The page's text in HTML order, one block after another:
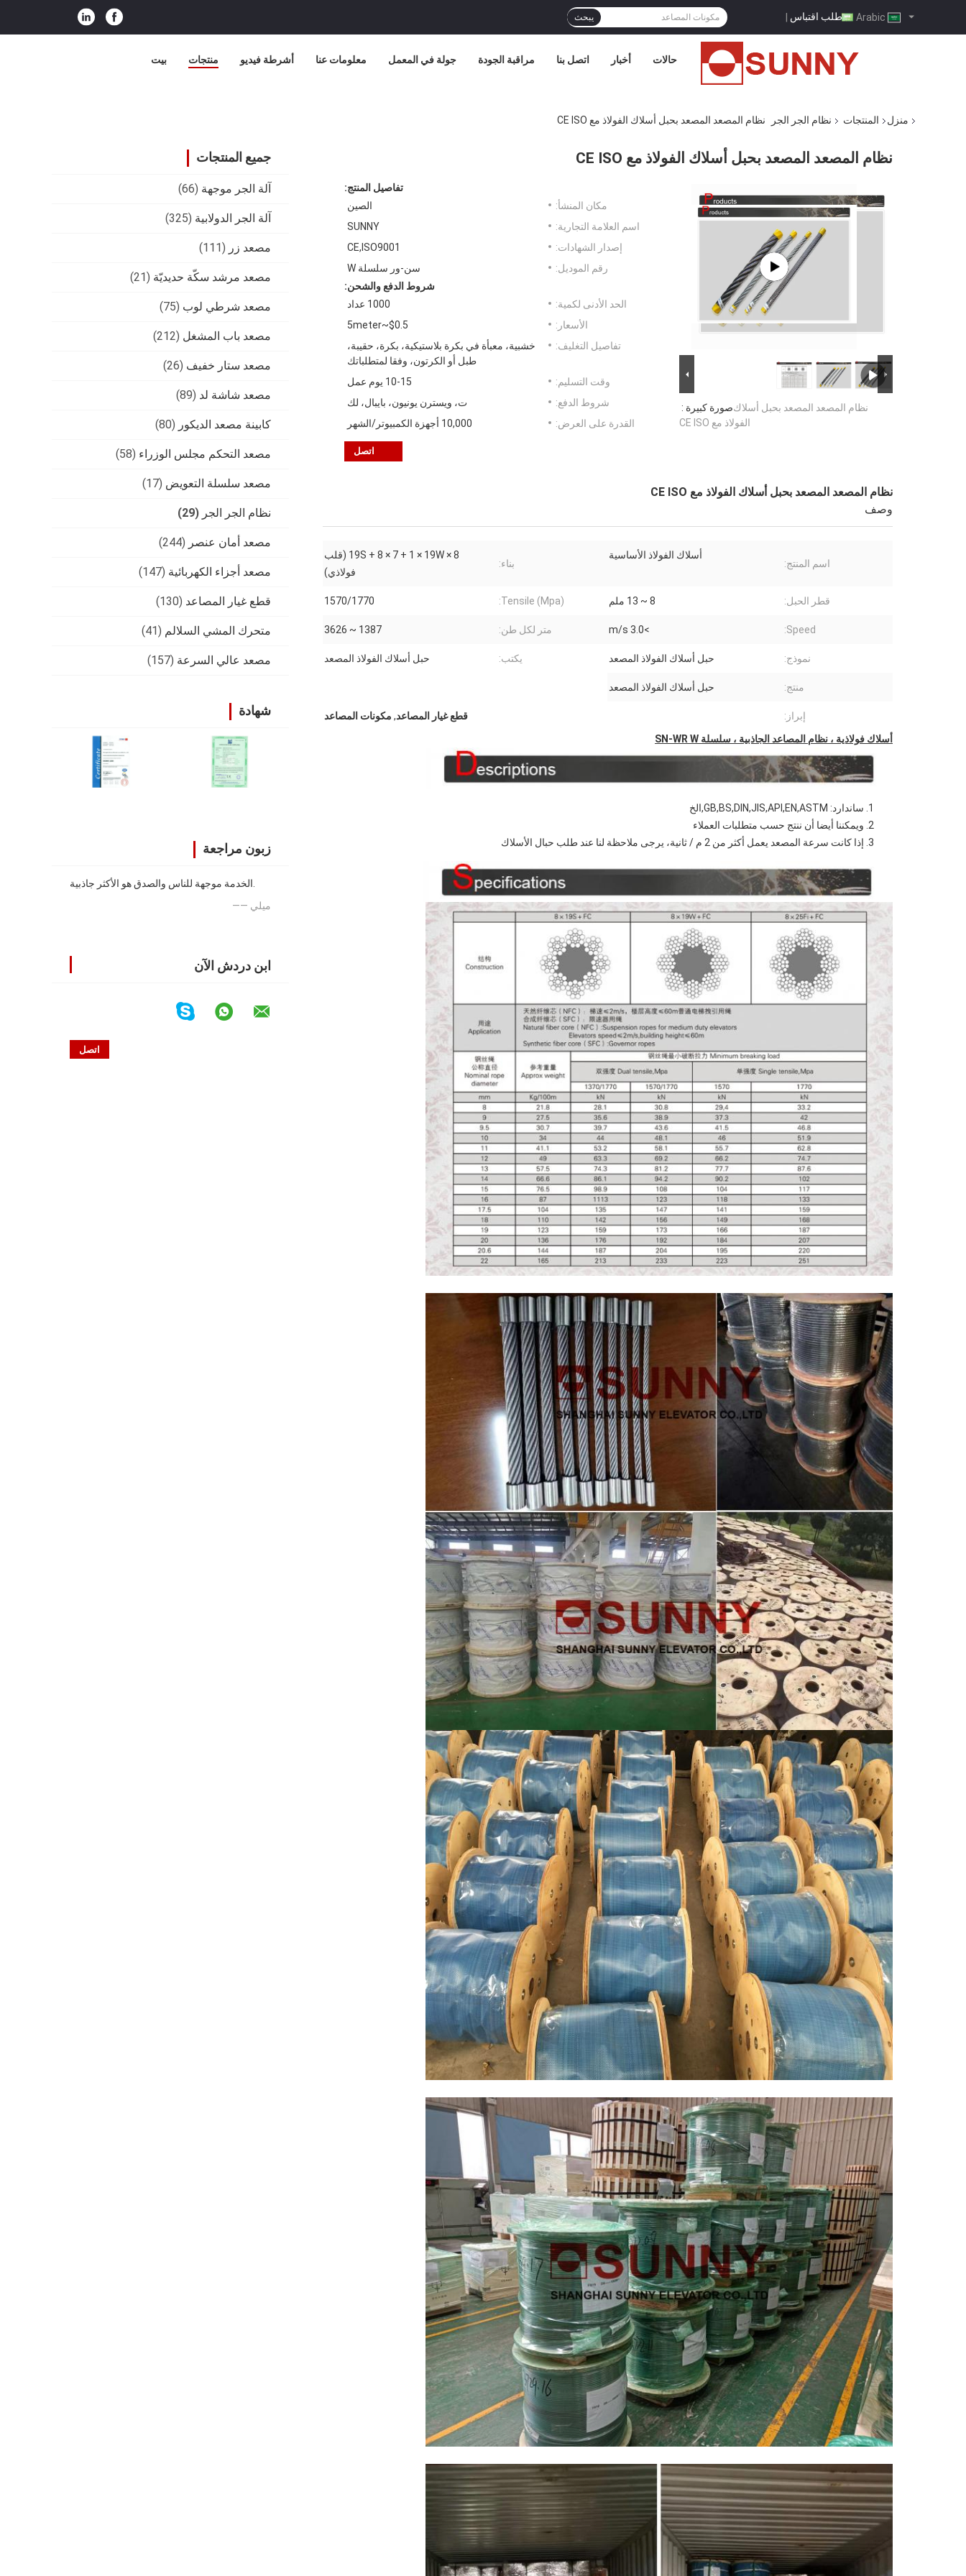
طلب اقتباس | يبحث
بيت منتجات أشرطة فيديو معلومات عنا جولة في المعمل مراقبة الجودة اتصل بنا أخبار حالات
منزل المنتجات نظام الجر الجر نظام المصعد المصعد بحبل أسلاك الفولاذ مع CE ISO
جميع المنتجات
آلة الجر موجهة (66)
آلة الجر الدولابية (325)
مصعد زر (111)
مصعد مرشد سكّة حديديّة (21)
مصعد شرطي لوب (75)
مصعد باب المشغل (212)
مصعد ستار خفيف (26)
مصعد شاشة لد (89)
كابينة مصعد الديكور (80)
مصعد التحكم مجلس الوزراء (58)
مصعد سلسلة التعويض (17)
نظام الجر الجر (29)
مصعد أمان عنصر (244)
مصعد أجزاء الكهربائية (147)
قطع غيار المصاعد (130)
متحرك المشي السلالم (41)
مصعد عالي السرعة (157)
شهادة
زبون مراجعة
الخدمة موجهة للناس والصدق هو الأكثر جاذبية.
—— ميلي
ابن دردش الآن
نظام المصعد المصعد بحبل أسلاك الفولاذ مع CE ISO
صورة كبيرة :نظام المصعد المصعد بحبل أسلاك
الفولاذ مع CE ISO
تفاصيل المنتج:
مكان المنشأ:
الصين
اسم العلامة التجارية:
SUNNY
إصدار الشهادات:
CE,ISO9001
رقم الموديل:
سن-ور سلسلة W
شروط الدفع والشحن:
الحد الأدنى لكمية:
1000 عداد
الأسعار:
$0.5~5meter
تفاصيل التغليف:
خشبية، معبأة في بكرة بلاستيكية، بكرة، حقيبة،
طبل أو الكرتون، وفقا لمتطلباتك
وقت التسليم:
10-15 يوم عمل
شروط الدفع:
ت، ويسترن يونيون، بايبال، لك
القدرة على العرض:
10,000 أجهزة الكمبيوتر/الشهر
اتصل
نظام المصعد المصعد بحبل أسلاك الفولاذ مع CE ISO
وصف
اسم المنتج:
أسلاك الفولاذ الأساسية
بناء:
8 × 19S + 8 × 7 + 1 × 19W (قلب
فولاذي)
قطر الحبل: 8 ~ 13 ملم Tensile (Mpa):
1570/1770
Speed:
>3.0 m/s متر لكل طن: 1387 ~ 3626
نموذج: حبل أسلاك الفولاذ المصعد يكتب: حبل أسلاك الفولاذ المصعد
منتج: حبل أسلاك الفولاذ المصعد
إبراز: قطع غيار المصاعد, مكونات المصاعد
أسلاك فولاذية ، نظام المصاعد الجاذبية ، سلسلة SN-WR W
ساندارد: GB,BS,DIN,JIS,API,EN,ASTM,الخ
ويمكننا أيضا أن ننتج حسب متطلبات العملاء
إذا كانت سرعة المصعد يعمل أكثر من 2 م / ثانية، يرجى ملاحظة لنا عند طلب حبال الأسلاك